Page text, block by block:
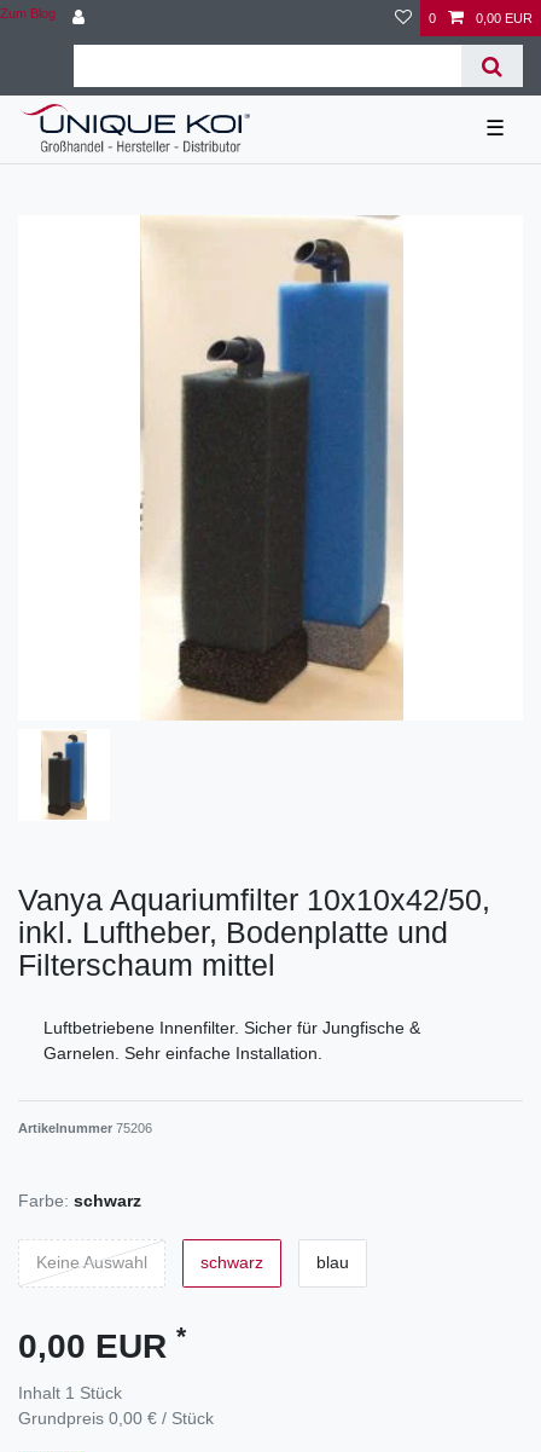
Zum Blog 0 0,00 EUR
☰
Vanya Aquariumfilter 10x10x42/50,
inkl. Luftheber, Bodenplatte und
Filterschaum mittel
Luftbetriebene Innenfilter. Sicher für Jungfische &
Garnelen. Sehr einfache Installation.
Artikelnummer 75206
Farbe: schwarz
Keine Auswahl schwarz blau
0,00 EUR *
Inhalt 1 Stück
Grundpreis 0,00 € / Stück